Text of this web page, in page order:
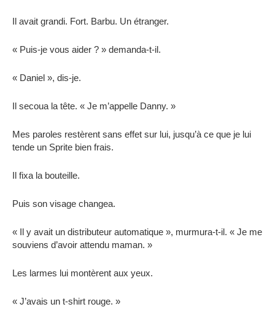
Il avait grandi. Fort. Barbu. Un étranger.
« Puis-je vous aider ? » demanda-t-il.
« Daniel », dis-je.
Il secoua la tête. « Je m’appelle Danny. »
Mes paroles restèrent sans effet sur lui, jusqu’à ce que je lui
tende un Sprite bien frais.
Il fixa la bouteille.
Puis son visage changea.
« Il y avait un distributeur automatique », murmura-t-il. « Je me
souviens d’avoir attendu maman. »
Les larmes lui montèrent aux yeux.
« J’avais un t-shirt rouge. »